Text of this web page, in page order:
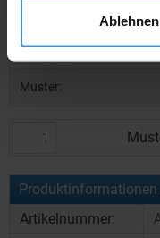
Muster mit Ihrer
der Produktion:
Muster:
Produktinformationen
Artikelnummer: